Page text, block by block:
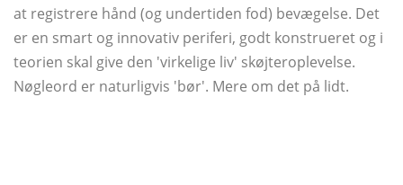
at registrere hånd (og undertiden fod) bevægelse. Det
er en smart og innovativ periferi, godt konstrueret og i
teorien skal give den 'virkelige liv' skøjteroplevelse.
Nøgleord er naturligvis 'bør'. Mere om det på lidt.